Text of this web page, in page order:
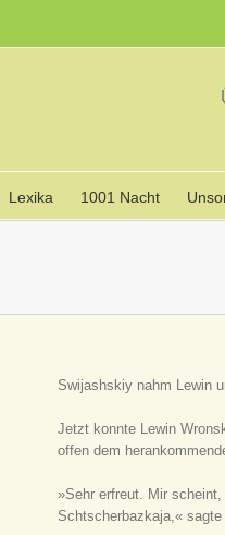
Lexika 1001 Nacht
Swijashskiy nahm Lewin
Jetzt konnte Lewin
offen dem
»Sehr erfreut. Mir
Schtscherbazkaja,«